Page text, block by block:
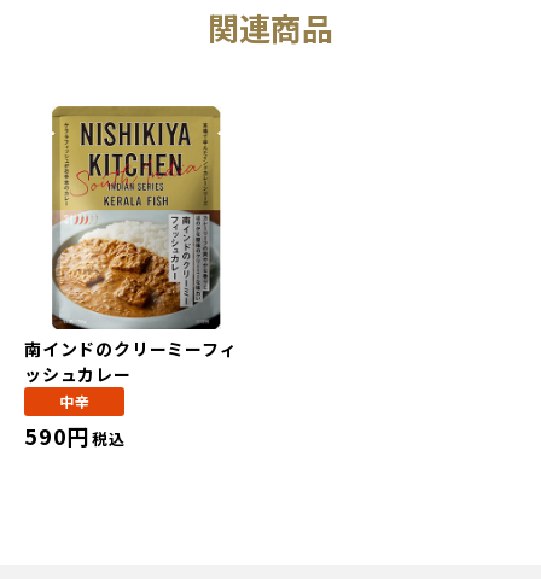
関連商品
南インドのクリーミーフィ
ッシュカレー
中辛
590円税込